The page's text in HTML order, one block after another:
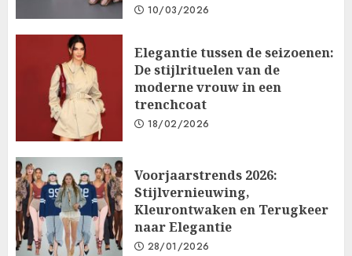
10/03/2026
Elegantie tussen de seizoenen:
De stijlrituelen van de
moderne vrouw in een
trenchcoat
18/02/2026
Voorjaarstrends 2026:
Stijlvernieuwing,
Kleurontwaken en Terugkeer
naar Elegantie
28/01/2026